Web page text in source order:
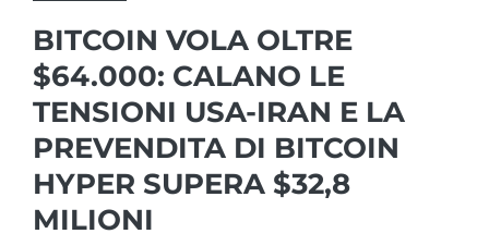
BITCOIN VOLA OLTRE
$64.000: CALANO LE
TENSIONI USA-IRAN E LA
PREVENDITA DI BITCOIN
HYPER SUPERA $32,8
MILIONI